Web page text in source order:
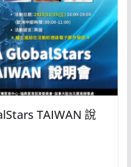
TAIWAN 說